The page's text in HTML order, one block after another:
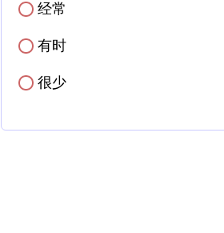
✓ 经常
✓ 有时
✓ 很少